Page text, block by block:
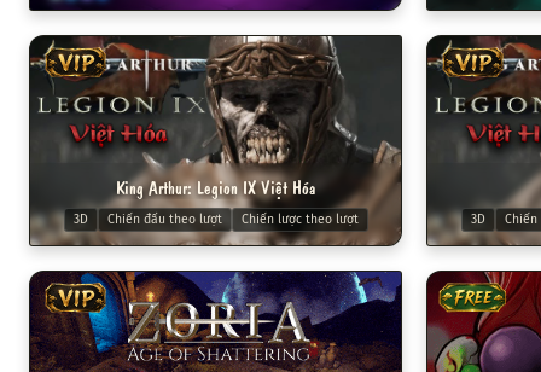
VIP
King Arthur: Legion IX Việt Hóa
3D Chiến đấu theo lượt Chiến lược theo lượt
VIP
3D
VIP FREE